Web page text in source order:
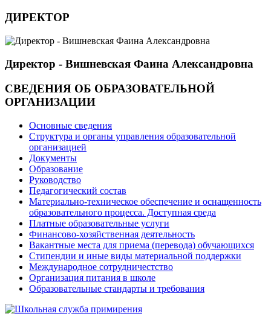
ДИРЕКТОР
Директор - Вишневская Фаина Александровна
СВЕДЕНИЯ ОБ ОБРАЗОВАТЕЛЬНОЙ
ОРГАНИЗАЦИИ
Основные сведения
Структура и органы управления образовательной
организацией
Документы
Образование
Руководство
Педагогический состав
Материально-техническое обеспечение и оснащенность
образовательного процесса. Доступная среда
Платные образовательные услуги
Финансово-хозяйственная деятельность
Вакантные места для приема (перевода) обучающихся
Стипендии и иные виды материальной поддержки
Международное сотрудничестство
Организация питания в школе
Образовательные стандарты и требования